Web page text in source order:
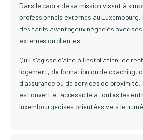
Dans le cadre de sa mission visant à
professionnels externes au Luxembourg,
des tarifs avantageux négociés avec
externes ou clientes.
Qu'il s'agisse d'aide à l'installation, de
logement, de formation ou de coaching,
d'assurance ou de services de proximité,
est ouvert et accessible à toutes les
luxembourgeoises orientées vers le